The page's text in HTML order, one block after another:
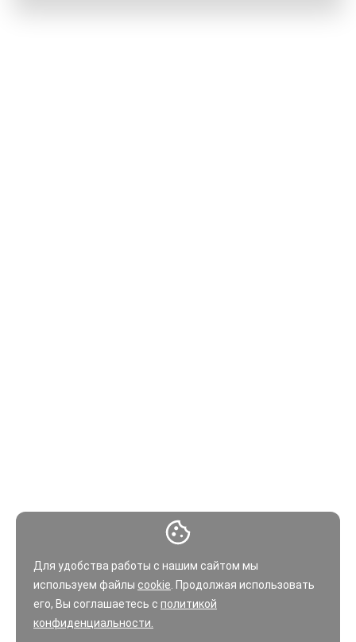
Для удобства работы с нашим сайтом мы
используем файлы cookie . Продолжая использовать
его, Вы соглашаетесь с политикой
конфиденциальности.